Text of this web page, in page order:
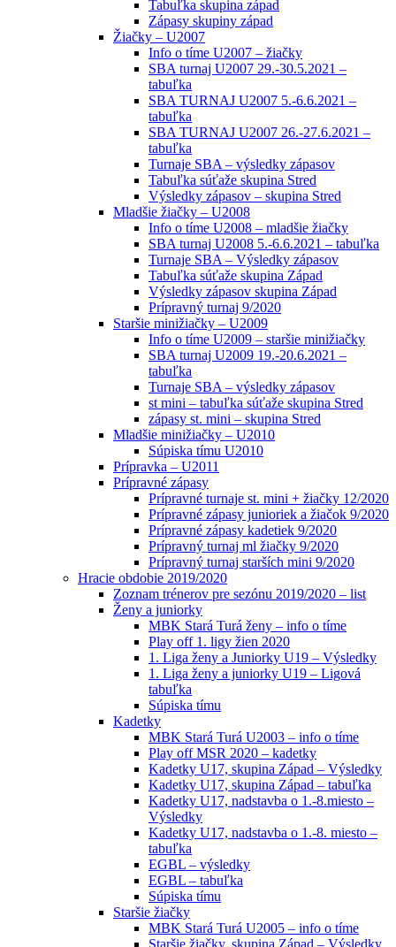
Tabuľka skupina západ
Zápasy skupiny západ
Žiačky – U2007
Info o tíme U2007 – žiačky
SBA turnaj U2007 29.-30.5.2021 –
tabuľka
SBA TURNAJ U2007 5.-6.6.2021 –
tabuľka
SBA TURNAJ U2007 26.-27.6.2021 –
tabuľka
Turnaje SBA – výsledky zápasov
Tabuľka súťaže skupina Stred
Výsledky zápasov – skupina Stred
Mladšie žiačky – U2008
Info o tíme U2008 – mladšie žiačky
SBA turnaj U2008 5.-6.6.2021 – tabuľka
Turnaje SBA – Výsledky zápasov
Tabuľka súťaže skupina Západ
Výsledky zápasov skupina Západ
Prípravný turnaj 9/2020
Staršie minižiačky – U2009
Info o tíme U2009 – staršie minižiačky
SBA turnaj U2009 19.-20.6.2021 –
tabuľka
Turnaje SBA – výsledky zápasov
st mini – tabuľka súťaže skupina Stred
zápasy st. mini – skupina Stred
Mladšie minižiačky – U2010
Súpiska tímu U2010
Prípravka – U2011
Prípravné zápasy
Prípravné turnaje st. mini + žiačky 12/2020
Prípravné zápasy junioriek a žiačok 9/2020
Prípravné zápasy kadetiek 9/2020
Prípravný turnaj ml žiačky 9/2020
Prípravný turnaj starších mini 9/2020
Hracie obdobie 2019/2020
Zoznam trénerov pre sezónu 2019/2020 – list
Ženy a juniorky
MBK Stará Turá ženy – info o tíme
Play off 1. ligy žien 2020
1. Liga ženy a Juniorky U19 – Výsledky
1. Liga ženy a juniorky U19 – Ligová
tabuľka
Súpiska tímu
Kadetky
MBK Stará Turá U2003 – info o tíme
Play off MSR 2020 – kadetky
Kadetky U17, skupina Západ – Výsledky
Kadetky U17, skupina Západ – tabuľka
Kadetky U17, nadstavba o 1.-8.miesto –
Výsledky
Kadetky U17, nadstavba o 1.-8. miesto –
tabuľka
EGBL – výsledky
EGBL – tabuľka
Súpiska tímu
Staršie žiačky
MBK Stará Turá U2005 – info o tíme
Staršie žiačky, skupina Západ – Výsledky